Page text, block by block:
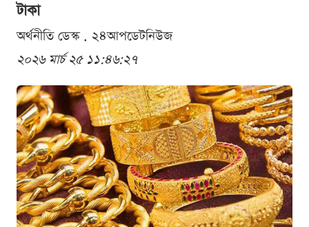
টাকা
অর্থনীতি ডেস্ক . ২৪আপডেটনিউজ
২০২৬ মার্চ ২৫ ১১:৪৬:২৭